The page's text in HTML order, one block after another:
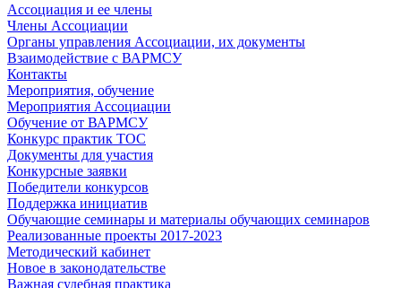
Ассоциация и ее члены
Члены Ассоциации
Органы управления Ассоциации, их документы
Взаимодействие c ВАРМСУ
Контакты
Мероприятия, обучение
Мероприятия Ассоциации
Обучение от ВАРМСУ
Конкурс практик ТОС
Документы для участия
Конкурсные заявки
Победители конкурсов
Поддержка инициатив
Обучающие семинары и материалы обучающих семинаров
Реализованные проекты 2017-2023
Методический кабинет
Новое в законодательстве
Важная судебная практика